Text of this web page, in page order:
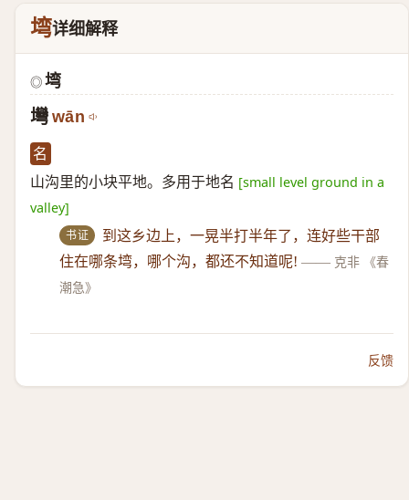
塆详细解释
◎ 塆
壪 wān
名
山沟里的小块平地。多用于地名 [small level ground in a
valley]
书证
到这乡边上，一晃半打半年了，连好些干部
住在哪条塆，哪个沟，都还不知道呢! —— 克非 《春
潮急》
反馈